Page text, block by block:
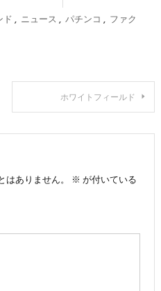
ド , ニュース , パチンコ , ファク
ホワイトフィールド
ありません。
※ が付いている